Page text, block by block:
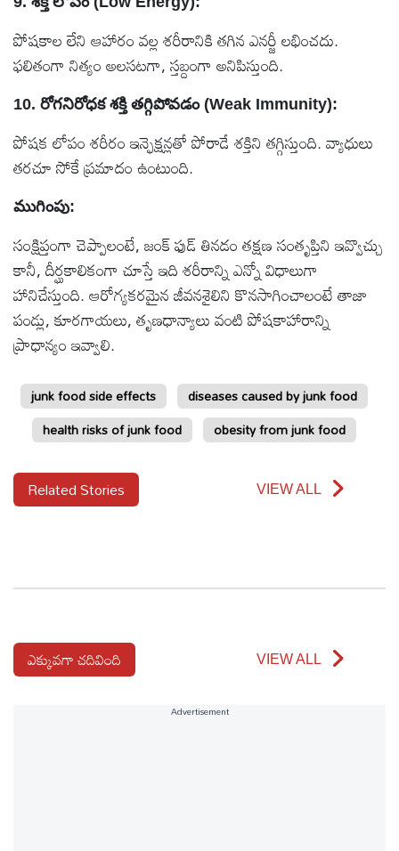
పోషకాల లేని ఆహారం వల్ల శరీరానికి తగిన ఎనర్జీ లభించదు.
ఫలితంగా నిత్యం అలసటగా, స్తబ్దంగా అనిపిస్తుంది.
10. రోగనిరోధక శక్తి తగ్గిపోవడం (Weak Immunity):
పోషక లోపం శరీరం ఇన్ఫెక్షన్లతో పోరాడే శక్తిని తగ్గిస్తుంది. వ్యాధులు
తరచూ సోకే ప్రమాదం ఉంటుంది.
ముగింపు:
సంక్షిప్తంగా చెప్పాలంటే, జంక్ ఫుడ్‌ తినడం తక్షణ సంతృప్తిని ఇవ్వొచ్చు
కానీ, దీర్ఘకాలికంగా చూస్తే ఇది శరీరాన్ని ఎన్నో విధాలుగా
హానిచేస్తుంది. ఆరోగ్యకరమైన జీవనశైలిని కొనసాగించాలంటే తాజా
పండ్లు, కూరగాయలు, తృణధాన్యాలు వంటి పోషకాహారాన్ని
ప్రాధాన్యం ఇవ్వాలి.
junk food side effects
diseases caused by junk food
health risks of junk food
obesity from junk food
Related Stories VIEW ALL
ఎక్కువగా చదివింది VIEW ALL
Advertisement